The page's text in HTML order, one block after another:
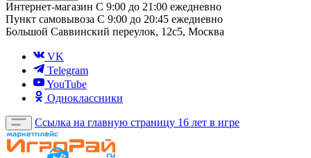
Интернет-магазин С 9:00 до 21:00 ежедневно
Пункт самовывоза С 9:00 до 20:45 ежедневно
Большой Саввинский переулок, 12с5, Москва
VK
Telegram
YouTube
Одноклассники
Ссылка на главную страницу 16 лет в игре